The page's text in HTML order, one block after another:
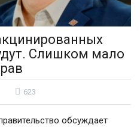
Слишком мало
623
обсуждает